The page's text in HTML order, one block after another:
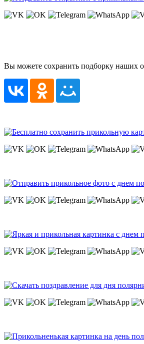
Вы можете сохранить подборку наших